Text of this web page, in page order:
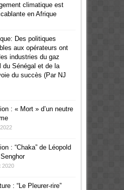
climatique est
en Afrique
Des politiques
aux opérateurs ont
industries du gaz
du Sénégal et de la
du succès (Par NJ
: « Mort » d’un neutre
: “Chaka” de Léopold
2020
: “Le Pleurer-rire”